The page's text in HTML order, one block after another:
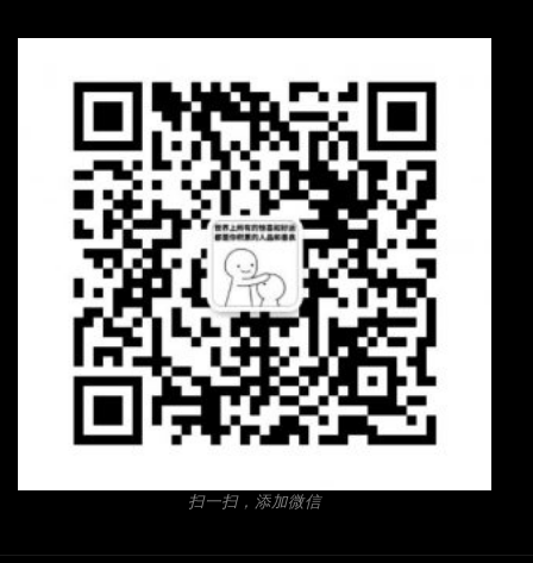
扫一扫，添加微信